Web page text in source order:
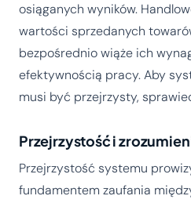
osiąganych wyników.
wartości sprzedanych
bezpośrednio wiąże ich
efektywnością pracy. Aby
musi być przejrzysty,
Przejrzystość i
Przejrzystość systemu
fundamentem zaufania